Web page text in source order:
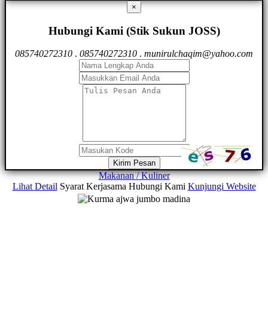
×
Hubungi Kami (Stik Sukun JOSS)
085740272310 . 085740272310 . munirulchaqim@yahoo.com
Kirim Pesan
Makanan / Kuliner
Lihat Detail Syarat Kerjasama Hubungi Kami Kunjungi Website